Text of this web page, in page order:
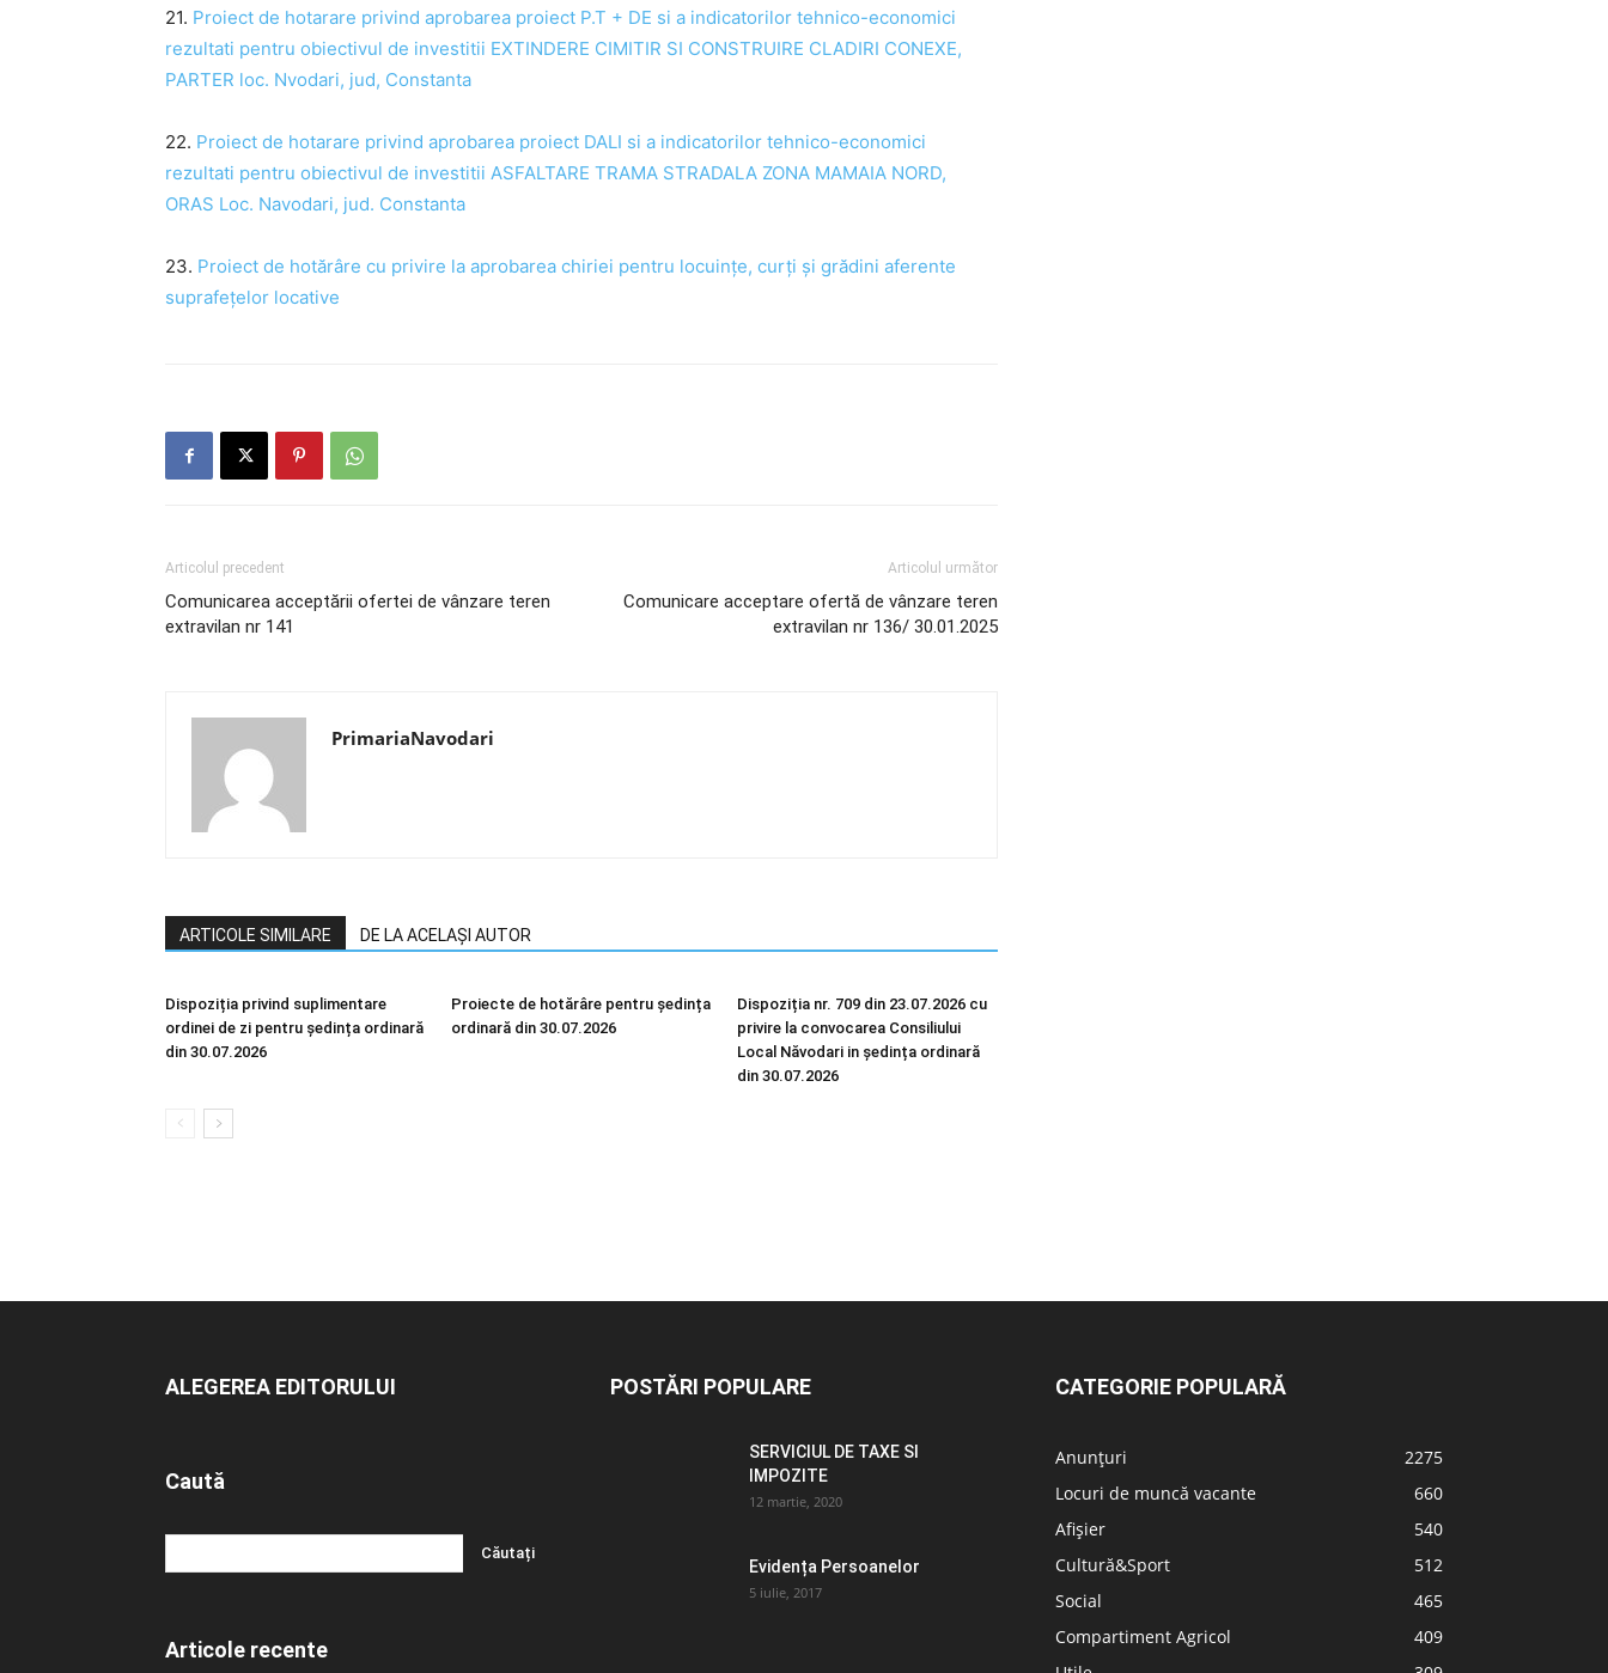
21. Proiect de hotarare privind aprobarea proiect P.T + DE si a indicatorilor tehnico-economici
rezultati pentru obiectivul de investitii EXTINDERE CIMITIR SI CONSTRUIRE CLADIRI CONEXE,
PARTER loc. Nvodari, jud, Constanta
22. Proiect de hotarare privind aprobarea proiect DALI si a indicatorilor tehnico-economici
rezultati pentru obiectivul de investitii ASFALTARE TRAMA STRADALA ZONA MAMAIA NORD,
ORAS Loc. Navodari, jud. Constanta
23. Proiect de hotărâre cu privire la aprobarea chiriei pentru locuințe, curți și grădini aferente
suprafețelor locative
Articolul precedent
Comunicarea acceptării ofertei de vânzare teren
extravilan nr 141
Articolul următor
Comunicare acceptare ofertă de vânzare teren
extravilan nr 136/ 30.01.2025
PrimariaNavodari
ARTICOLE SIMILARE DE LA ACELAȘI AUTOR
Dispoziția privind suplimentare
ordinei de zi pentru ședința ordinară
din 30.07.2026
Proiecte de hotărâre pentru ședința
ordinară din 30.07.2026
Dispoziția nr. 709 din 23.07.2026 cu
privire la convocarea Consiliului
Local Năvodari in ședința ordinară
din 30.07.2026
ALEGEREA EDITORULUI
Caută
Articole recente
POSTĂRI POPULARE
SERVICIUL DE TAXE SI
IMPOZITE
12 martie, 2020
Evidența Persoanelor
5 iulie, 2017
CATEGORIE POPULARĂ
Anunțuri
2275
Locuri de muncă vacante
660
Afișier
540
Cultură&Sport
512
Social
465
Compartiment Agricol
409